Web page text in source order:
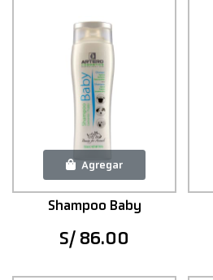
Agregar
Shampoo Baby
S/ 86.00